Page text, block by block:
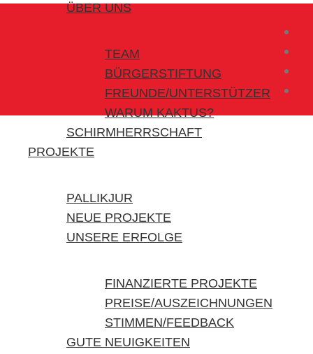
ÜBER UNS
TEAM
BÜRGERSTIFTUNG
FREUNDE/UNTERSTÜTZER
WARUM KAKTUS?
SCHIRMHERRSCHAFT
PROJEKTE
PALLIKJUR
NEUE PROJEKTE
UNSERE ERFOLGE
FINANZIERTE PROJEKTE
PREISE/AUSZEICHNUNGEN
STIMMEN/FEEDBACK
GUTE NEUIGKEITEN